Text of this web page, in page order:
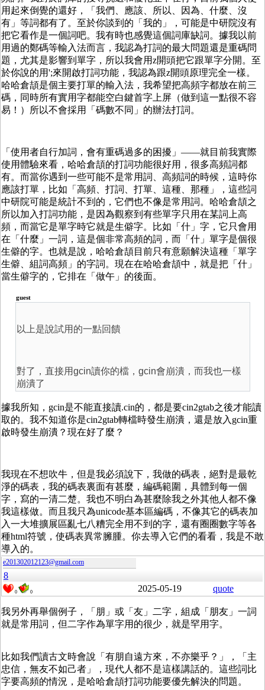
用起來倒覺的還好，「我們、應該、所以、因為、什麼、沒
有」等詞都有了。至於你談到的「我的」，可能是中研院沒有
把它看作是一個詞吧。我有時也感覺這個詞庫缺詞。據我以前
用過的鄭碼等輸入法而言，我認為打詞的最大問題還是重碼問
題，尤其是影響到單字，所以我會用z開頭把它跟單字分開。至
於你說的用';來開啟打詞功能，我認為跟z開頭原理完全一樣。
哈哈倉頡是個主要打單的輸入法，我希望把高頻字都放在前三
碼，同時所有實用字都能空白鍵首字上屏（做到這一點很不容
易！）所以不會採用「碼數不同」的辦法打詞。
「使用者自行加詞，會有重碼過多的困擾」——就目前我實際
使用體驗來看，哈哈倉頡的打詞功能很好用，很多高頻詞都
有。而當你遇到一些可能不是常用詞、高頻詞的時候，這時你
應該打單，比如「高頻、打詞、打單、這種、那種」，這些詞
中研院可能是統計不到的，它們也不像是常用詞。哈哈倉頡之
所以加入打詞功能，是因為觀察到有些單字只用在某詞上高
頻，而當它是單字時它就是生僻字。比如「什」字，它只會用
在「什麼」一詞，這是個非常高頻的詞，而「什」單字是個很
生僻的字。也就是說，哈哈倉頡目前只有意願解決這種「單字
生僻、組詞高頻」的字詞。現在在哈哈倉頡中，就是把「什」
當生僻字的，它排在「做午」的後面。
guest
以上是說試用的一點回饋
對了，直接用gcin讀你的檔，gcin會崩潰，而我也一樣
崩潰了
據我所知，gcin是不能直接讀.cin的，都是要cin2gtab之後才能讀
取的。我不知道你是cin2gtab轉檔時發生崩潰，還是放入gcin重
啟時發生崩潰？現在好了麼？
我現在不想吹牛，但是我必須說下，我做的碼表，絕對是最乾
淨的碼表，我的碼表裏面有甚麼，編碼範圍，具體到每一個
字，寫的一清二楚。我也不明白為甚麼除我之外其他人都不像
我這樣做。而且我只為unicode基本區編碼，不像其它的碼表加
入一大堆擴展區亂七八糟完全用不到的字，還有圈圈數字等各
種html符號，使碼表異常臃腫。你去導入它們的看看，我是不敢
導入的。
e201302012123@gmail.com
8
0 0 2025-05-19 quote
我另外再舉個例子，「朋」或「友」二字，組成「朋友」一詞
就是常用詞，但二字作為單字用的很少，就是罕用字。
比如我們讀古文時會說「有朋自遠方來，不亦樂乎？」，「主
忠信，無友不如己者」，現代人都不是這樣講話的。這些詞比
字要高頻的情況，是哈哈倉頡打詞功能要優先解決的問題。